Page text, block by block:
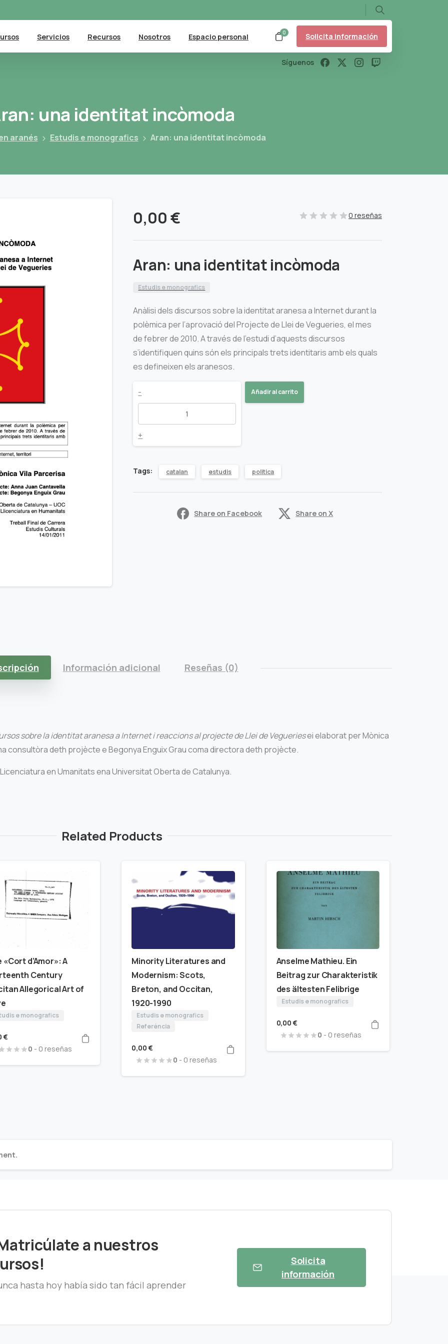
Search
Servicios Recursos Nosotros Espacio personal 0 Solicita información
Síguenos
una identitat incòmoda
aranés Estudis e monografics Aran: una identitat incòmoda
0,00€ 0 reseñas
Aran: una identitat incòmoda
Estudis e monografics
Anàlisi dels discursos sobre la identitat aranesa a Internet durant la
polèmica per l’aprovació del Projecte de Llei de Vegueries, el mes
de febrer de 2010. A través de l’estudi d’aquests discursos
s’identifiquen quins són els principals trets identitaris amb els quals
es defineixen els aranesos.
Aran:
identitat
quantity
-
+
Añadir al carrito
Tags: catalan estudis politica
Share on Facebook Share on X
Información adicional Reseñas (0)
sobre la identitat aranesa a Internet i reaccions al projecte de Llei de Vegueriesei elaborat per Mònica
consultòra deth projècte e Begonya Enguix Grau coma directora deth projècte.
en Umanitats ena Universitat Oberta de Catalunya.
Related Products
«Cort d’Amor»: A
Century
Allegorical Art of
e monografics
€
0 - 0 reseñas
Minority Literatures and
Modernism: Scots,
Breton, and Occitan,
1920-1990
Estudis e monografics
Referéncia
0,00 €
0 - 0 reseñas
Anselme Mathieu. Ein
Beitrag zur Charakteristik
des ältesten Felibrige
Estudis e monografics
0,00 €
0 - 0 reseñas
a nuestros
hasta hoy había sido tan fácil aprender
Solicita
información